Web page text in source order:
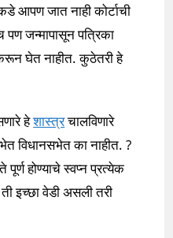
आपण जात नाही कोर्टाची
पण जन्मापासून पत्रिका
घेत नाहीत. कुठेतरी हे
हेशास्त्रचालविणारे
विधानसभेत का नाहीत. ?
पूर्ण होण्याचे स्वप्न प्रत्येक
इच्छा वेडी असली तरी